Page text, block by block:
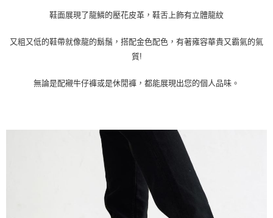
付款後全家取貨
宅配
鞋面展現了龍鱗的壓花皮革，鞋舌上飾有立體龍紋
又粗又低的鞋帶就像龍的鬍鬚，搭配金色配色，有著雍容華貴又霸氣的氣
質!
無論是配襯牛仔褲或是休閒褲，都能展現出您的個人品味。